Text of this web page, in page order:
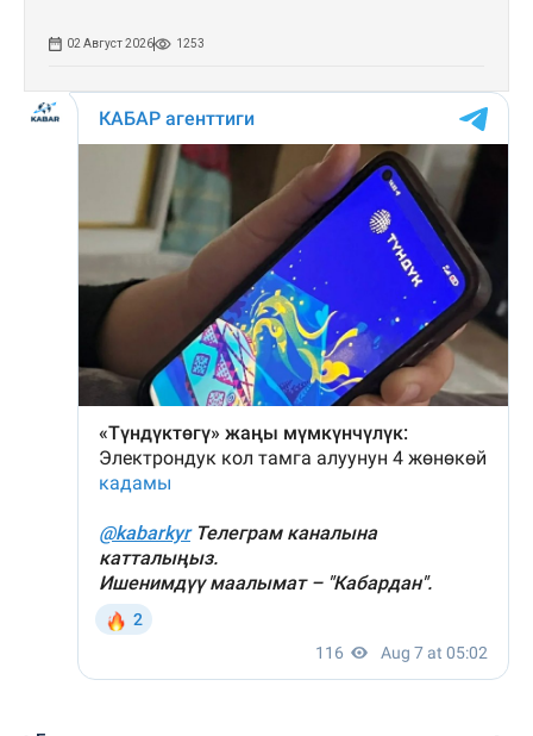
02 Август 2026 1253